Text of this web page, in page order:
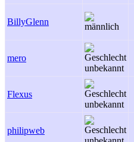
BillyGlenn
mero
Flexus
philipweb